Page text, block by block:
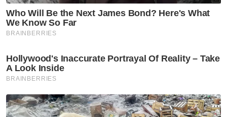
peringkat antarabangsa pada tahun
hadapan.